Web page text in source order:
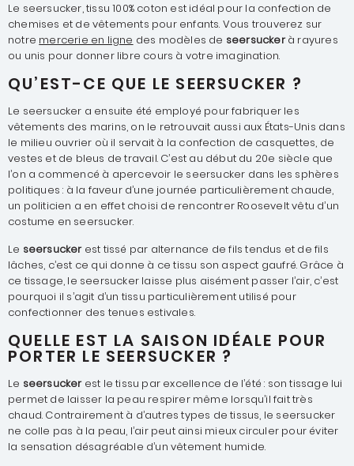
Le seersucker, tissu 100% coton est idéal pour la confection de
chemises et de vêtements pour enfants. Vous trouverez sur
notre mercerie en ligne des modèles de seersuckerà rayures
ou unis pour donner libre cours à votre imagination.
QU’EST-CE QUE LE SEERSUCKER ?
Le seersucker a ensuite été employé pour fabriquer les
vêtements des marins, on le retrouvait aussi aux États-Unis dans
le milieu ouvrier où il servait à la confection de casquettes, de
vestes et de bleus de travail. C’est au début du 20e siècle que
l’on a commencé à apercevoir le seersucker dans les sphères
politiques : à la faveur d’une journée particulièrement chaude,
un politicien a en effet choisi de rencontrer Roosevelt vêtu d’un
costume en seersucker.
Le seersuckerest tissé par alternance de fils tendus et de fils
lâches, c’est ce qui donne à ce tissu son aspect gaufré. Grâce à
ce tissage, le seersucker laisse plus aisément passer l’air, c’est
pourquoi il s’agit d’un tissu particulièrement utilisé pour
confectionner des tenues estivales.
QUELLE EST LA SAISON IDÉALE POUR
PORTER LE SEERSUCKER ?
Le seersuckerest le tissu par excellence de l’été : son tissage lui
permet de laisser la peau respirer même lorsqu’il fait très
chaud. Contrairement à d’autres types de tissus, le seersucker
ne colle pas à la peau, l’air peut ainsi mieux circuler pour éviter
la sensation désagréable d’un vêtement humide.